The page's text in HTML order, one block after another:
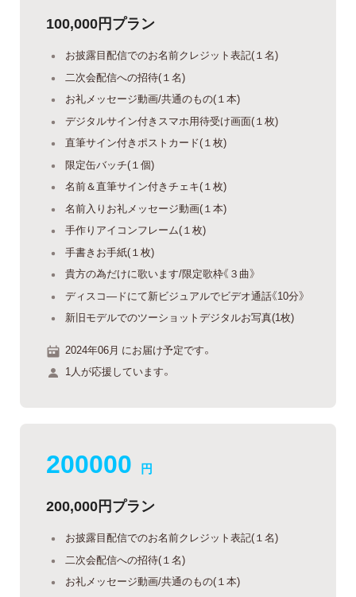
100,000円プラン
お披露目配信でのお名前クレジット表記(１名)
二次会配信への招待(１名)
お礼メッセージ動画/共通のもの(１本)
デジタルサイン付きスマホ用待受け画面(１枚)
直筆サイン付きポストカード(１枚)
限定缶バッチ(１個)
名前＆直筆サイン付きチェキ(１枚)
名前入りお礼メッセージ動画(１本)
手作りアイコンフレーム(１枚)
手書きお手紙(１枚)
貴方の為だけに歌います/限定歌枠《３曲》
ディスコ―ドにて新ビジュアルでビデオ通話《10分》
新旧モデルでのツーショットデジタルお写真(1枚)
2024年06月 にお届け予定です。
1人が応援しています。
200000 円
200,000円プラン
お披露目配信でのお名前クレジット表記(１名)
二次会配信への招待(１名)
お礼メッセージ動画/共通のもの(１本)